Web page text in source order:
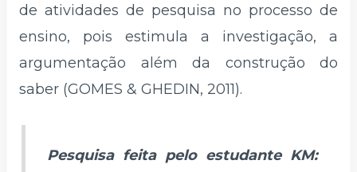
de atividades de pesquisa no processo de
ensino, pois estimula a investigação, a
argumentação além da construção do
saber (GOMES & GHEDIN, 2011).
Pesquisa feita pelo estudante KM: